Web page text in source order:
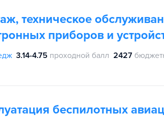
техническое
приборов и
3.14-4.75 проходной балл 2427
беспилотных